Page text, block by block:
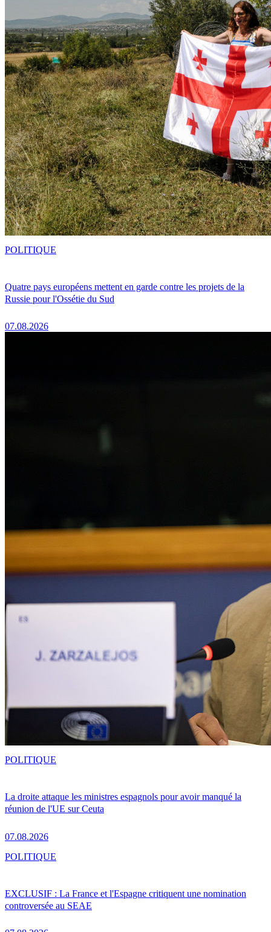
Quatre pays européens mettent en garde contre les projets de la
Russie pour l'Ossétie du Sud
07.08.2026
POLITIQUE
La droite attaque les ministres espagnols pour avoir manqué la
réunion de l'UE sur Ceuta
07.08.2026
POLITIQUE
EXCLUSIF : La France et l'Espagne critiquent une nomination
controversée au SEAE
POLITIQUE